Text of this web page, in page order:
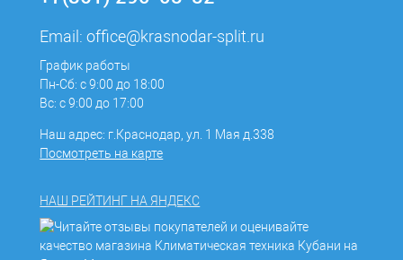
Email:office@krasnodar-split.ru
График работы
Пн-Сб: с 9:00 до 18:00
Вс: с 9:00 до 17:00
Наш адрес: г.Краснодар, ул. 1 Мая д.338
Посмотреть на карте
НАШ РЕЙТИНГ НА ЯНДЕКС